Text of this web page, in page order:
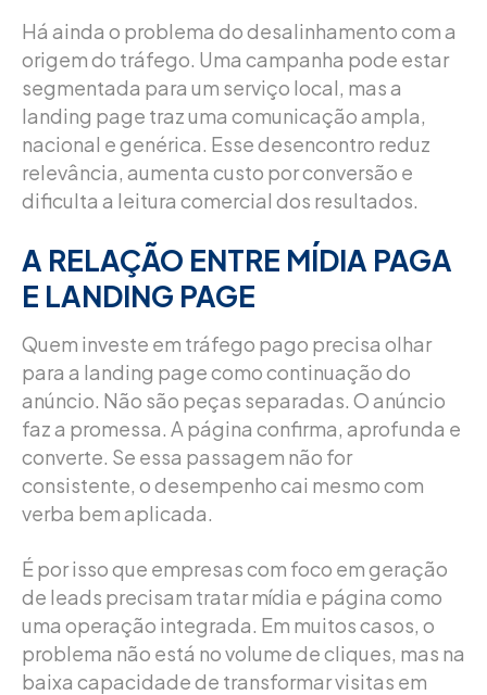
Há ainda o problema do desalinhamento com a
origem do tráfego. Uma campanha pode estar
segmentada para um serviço local, mas a
landing page traz uma comunicação ampla,
nacional e genérica. Esse desencontro reduz
relevância, aumenta custo por conversão e
dificulta a leitura comercial dos resultados.
A RELAÇÃO ENTRE MÍDIA PAGA
E LANDING PAGE
Quem investe em tráfego pago precisa olhar
para a landing page como continuação do
anúncio. Não são peças separadas. O anúncio
faz a promessa. A página confirma, aprofunda e
converte. Se essa passagem não for
consistente, o desempenho cai mesmo com
verba bem aplicada.
É por isso que empresas com foco em geração
de leads precisam tratar mídia e página como
uma operação integrada. Em muitos casos, o
problema não está no volume de cliques, mas na
baixa capacidade de transformar visitas em